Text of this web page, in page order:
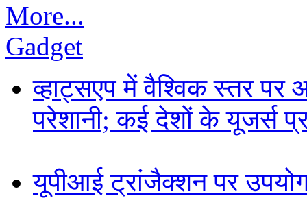
More...
Gadget
व्हाट्सएप में वैश्विक स्तर पर
परेशानी; कई देशों के यूजर्स
यूपीआई ट्रांजैक्शन पर